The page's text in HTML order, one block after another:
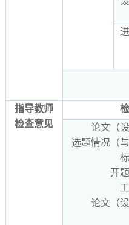
指导教师
检查意见
论文（
选题情况（
开
论文（